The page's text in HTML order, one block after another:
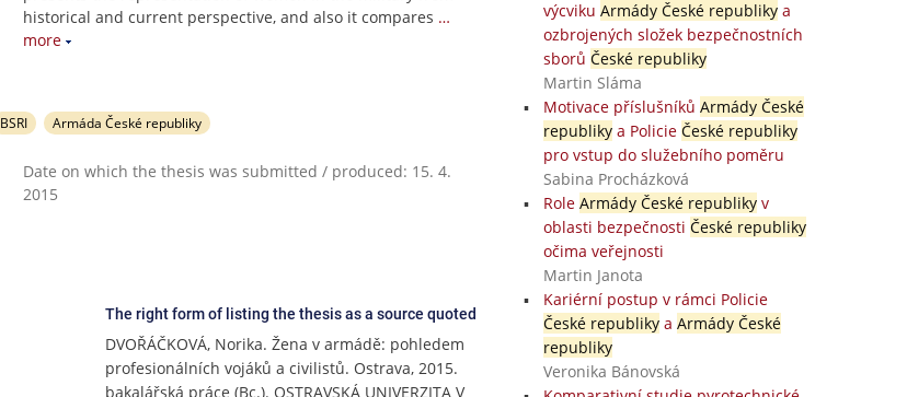
historical and current perspective, and also it compares …
more
BSRI Armáda České republiky
Date on which the thesis was submitted / produced: 15. 4.
2015
The right form of listing the thesis as a source quoted
DVOŘÁČKOVÁ, Norika. Žena v armádě: pohledem
profesionálních vojáků a civilistů. Ostrava, 2015.
bakalářská práce (Bc.). OSTRAVSKÁ UNIVERZITA V
výcviku Armády České republikya
ozbrojených složek bezpečnostních
sborů České republiky
Martin Sláma
Motivace příslušníků Armády České
republikya Policie České republiky
pro vstup do služebního poměru
Sabina Procházková
Role Armády České republikyv
oblasti bezpečnosti České republiky
očima veřejnosti
Martin Janota
Kariérní postup v rámci Policie
České republikya Armády České
republiky
Veronika Bánovská